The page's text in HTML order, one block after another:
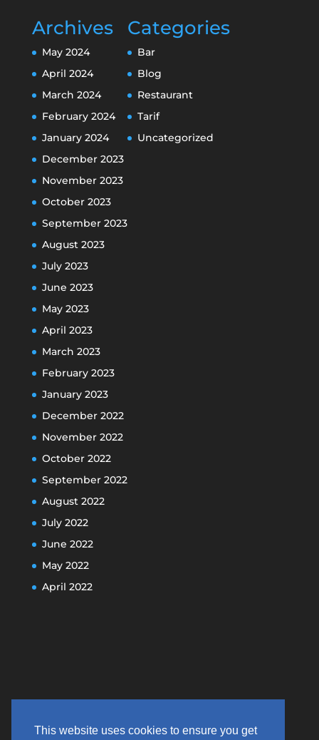
This website uses cookies to ensure you get
Archives
May 2024
April 2024
March 2024
February 2024
January 2024
December 2023
November 2023
October 2023
September 2023
August 2023
July 2023
June 2023
May 2023
April 2023
March 2023
February 2023
January 2023
December 2022
November 2022
October 2022
September 2022
August 2022
July 2022
June 2022
May 2022
April 2022
Categories
Bar
Blog
Restaurant
Tarif
Uncategorized